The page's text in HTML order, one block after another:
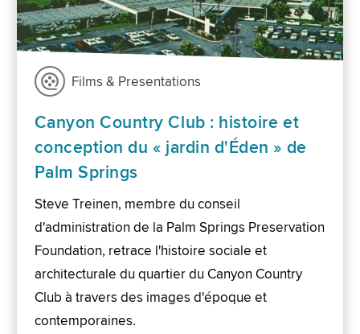
Films & Presentations
Canyon Country Club : histoire et
conception du « jardin d'Éden » de
Palm Springs
Steve Treinen, membre du conseil
d'administration de la Palm Springs Preservation
Foundation, retrace l'histoire sociale et
architecturale du quartier du Canyon Country
Club à travers des images d'époque et
contemporaines.